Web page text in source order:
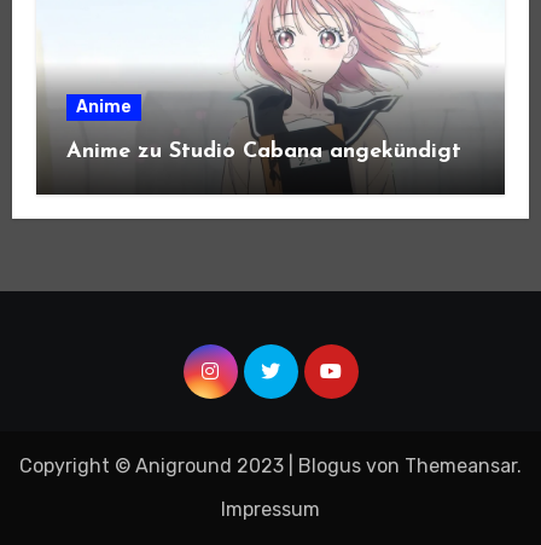
Anime
Anime zu Studio Cabana angekündigt
Copyright © Aniground 2023 Blogus von Themeansar.
Impressum